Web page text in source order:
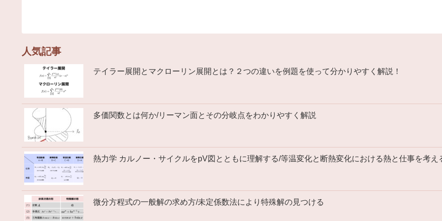
人気記事
テイラー展開とマクローリン展開とは？２つの違いを例題を使って分かりやすく解説！
多価関数とは何か/リーマン面とその分岐点をわかりやすく解説
熱力学 カルノー・サイクルをpV図とともに理解する/等温変化と断熱変化における熱と仕事を考え
微分方程式の一般解の求め方/未定係数法により特殊解の見つける